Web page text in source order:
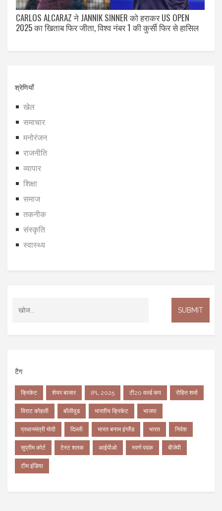
CARLOS ALCARAZ ने JANNIK SINNER को हराकर US OPEN
2025 का खिताब फिर जीता, विश्व नंबर 1 की कुर्सी फिर से हासिल
श्रेणियाँ
खेल
समाचार
मनोरंजन
राजनीति
व्यापार
शिक्षा
समाज
तकनीक
संस्कृति
स्वास्थ्य
टैग
क्रिकेट शेयर बाजार IPL 2025 टी20 वर्ल्ड कप रोहित शर्मा
विराट कोहली बॉलीवुड भारतीय क्रिकेट भाजपा
प्रधानमंत्री मोदी दिल्ली भारत बनाम इंग्लैंड भारत निवेश
सुप्रीम कोर्ट टेस्ट शतक आईपीओ स्वर्ण पदक बीजेपी
टीम इंडिया